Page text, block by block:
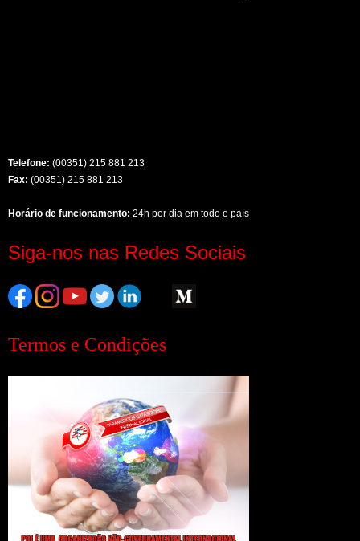
Telefone: (00351) 215 881 213
Fax: (00351) 215 881 213
Horário de funcionamento: 24h por dia em todo o país
Siga-nos nas Redes Sociais
Termos e Condições